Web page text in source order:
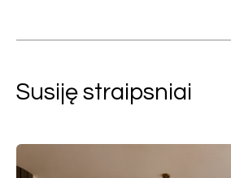
Susiję straipsniai